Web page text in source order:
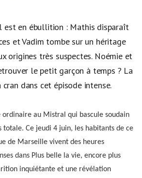
est en ébullition : Mathis disparaît
et Vadim tombe sur un héritage
origines très suspectes. Noémie et
le petit garçon à temps ? La
cran dans cet épisode intense.
ordinaire au Mistral qui bascule soudain
totale. Ce jeudi 4 juin, les habitants de ce
de Marseille vivent des heures
dans Plus belle la vie, encore plus
inquiétante et une révélation